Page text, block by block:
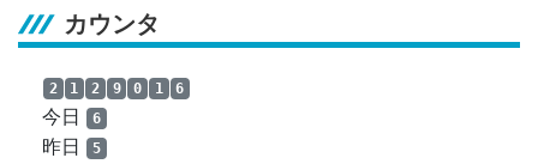
カウンタ
2 1 2 9 0 1 6
今日 6
昨日 5